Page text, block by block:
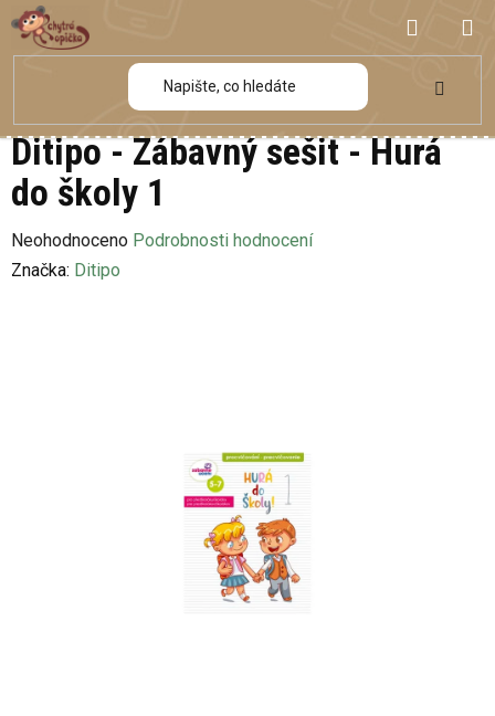
Přejít
na
obsah
KOŠÍK
Ditipo - Zábavný sešit - Hurá
do školy 1
Průměrné
hodnocení
Neohodnoceno Podrobnosti hodnocení
Značka: Ditipo